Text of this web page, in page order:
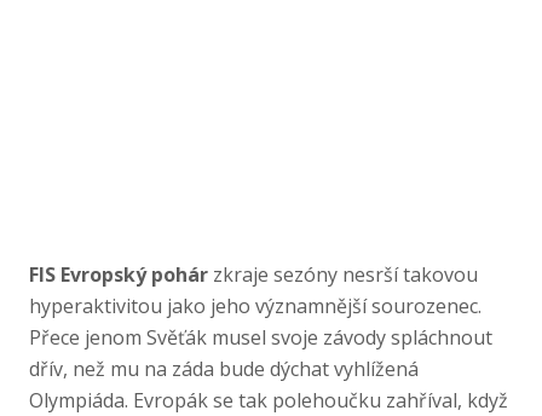
FIS Evropský pohár zkraje sezóny nesrší takovou
hyperaktivitou jako jeho významnější sourozenec.
Přece jenom Svěťák musel svoje závody spláchnout
dřív, než mu na záda bude dýchat vyhlížená
Olympiáda. Evropák se tak polehoučku zahříval, když